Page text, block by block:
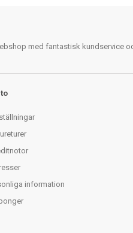
med fantastisk
information